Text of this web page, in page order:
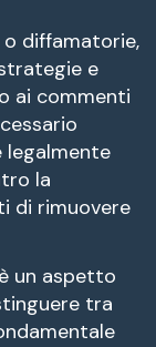
o diffamatorie,
e
ai commenti
legalmente
la
di rimuovere
un aspetto
tra